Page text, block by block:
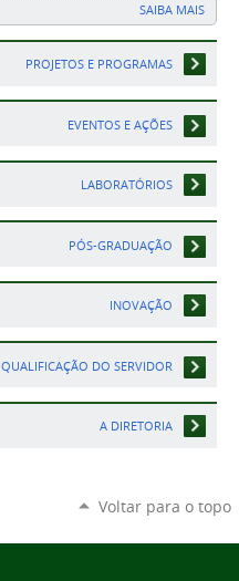
SAIBA MAIS
PROJETOS E PROGRAMAS
EVENTOS E AÇÕES
LABORATÓRIOS
PÓS-GRADUAÇÃO
INOVAÇÃO
QUALIFICAÇÃO DO SERVIDOR
A DIRETORIA
Voltar para o topo